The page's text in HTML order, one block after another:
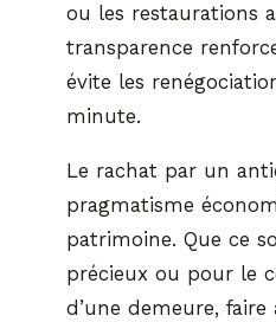
ou les restaurations
transparence
évite les
minute.
Le rachat par un
pragmatisme
patrimoine. Que ce
précieux ou pour le
d’une demeure,